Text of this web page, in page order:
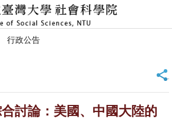
行政公告
_
合討論：美國、中國大陸的